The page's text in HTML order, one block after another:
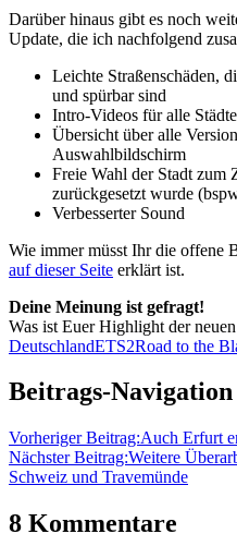
Darüber hinaus gibt es noch
Update, die ich nachfolgend
Leichte Straßenschäden,
und spürbar sind
Intro-Videos für alle
Übersicht über alle
Auswahlbildschirm
Freie Wahl der Stadt zum
zurückgesetzt wurde
Verbesserter Sound
Wie immer müsst Ihr die offene
auf dieser Seite erklärt ist.
Deine Meinung ist gefragt!
Was ist Euer Highlight der
DeutschlandETS2Road to the
Beitrags-Navigation
Vorheriger Beitrag:Auch Erfurt
Nächster Beitrag:Weitere
Schweiz und Travemünde
8 Kommentare